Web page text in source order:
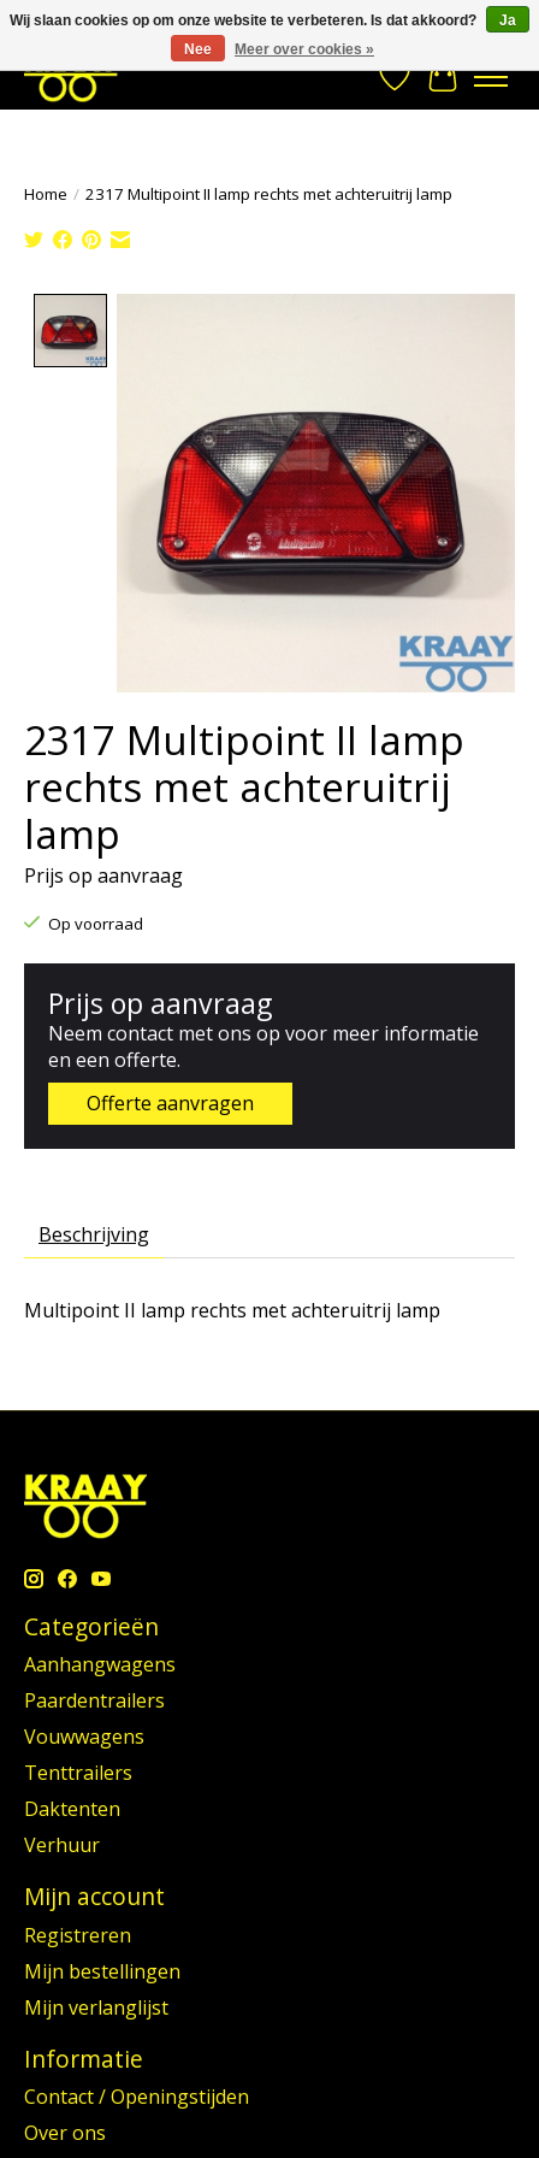
033- 2470 538 info@kraaybv.com Stuur een Whatsapp bericht
Verlanglijst
Home / 2317 Multipoint II lamp rechts met achteruitrij lamp
2317 Multipoint II lamp
rechts met achteruitrij
lamp
Prijs op aanvraag
Op voorraad
Prijs op aanvraag
Neem contact met ons op voor meer informatie
en een offerte.
Offerte aanvragen
Beschrijving
Multipoint II lamp rechts met achteruitrij lamp
Categorieën
Aanhangwagens
Paardentrailers
Vouwwagens
Tenttrailers
Daktenten
Verhuur
Mijn account
Registreren
Mijn bestellingen
Mijn verlanglijst
Informatie
Contact / Openingstijden
Over ons
Wij slaan cookies op om onze website te verbeteren. Is dat akkoord?
Ja
Nee
Meer over cookies »